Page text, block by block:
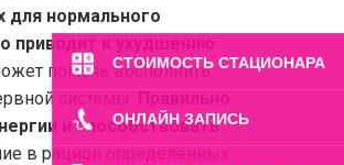
СТОИМОСТЬ СТАЦИОНАРА
ОНЛАЙН ЗАПИСЬ
для нормального
приводит к ухудшению
помочь восполнить
системы.
и способствовать
в рацион определённых